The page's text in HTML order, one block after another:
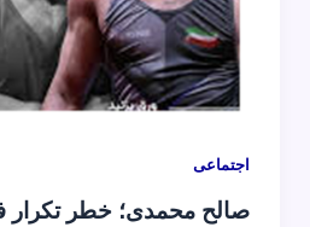
اجتماعی
صالح محمدی؛ خطر تکرار